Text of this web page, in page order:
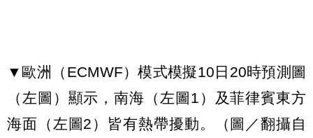
▼歐洲（ECMWF）模式模擬10日20時預測圖
（左圖）顯示，南海（左圖1）及菲律賓東方
海面（左圖2）皆有熱帶擾動。（圖／翻攝自